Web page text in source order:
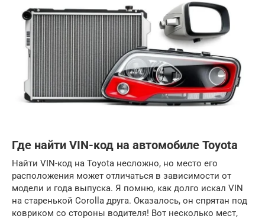
Где найти VIN-код на автомобиле Toyota
Найти VIN-код на Toyota несложно, но место его
расположения может отличаться в зависимости от
модели и года выпуска. Я помню, как долго искал VIN
на старенькой Corolla друга. Оказалось, он спрятан под
ковриком со стороны водителя! Вот несколько мест,